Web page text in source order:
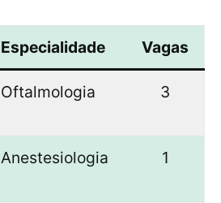
Especialidade Vagas
Oftalmologia 3
Anestesiologia 1